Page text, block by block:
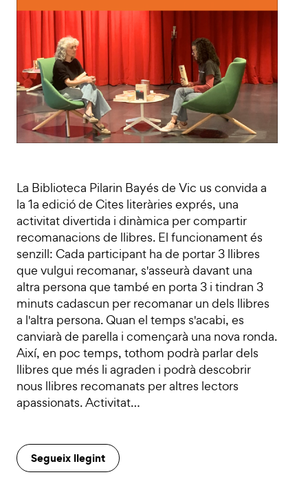
La Biblioteca Pilarin Bayés de Vic us convida a
la 1a edició de Cites literàries exprés, una
activitat divertida i dinàmica per compartir
recomanacions de llibres. El funcionament és
senzill: Cada participant ha de portar 3 llibres
que vulgui recomanar, s'asseurà davant una
altra persona que també en porta 3 i tindran 3
minuts cadascun per recomanar un dels llibres
a l'altra persona. Quan el temps s'acabi, es
canviarà de parella i començarà una nova ronda.
Així, en poc temps, tothom podrà parlar dels
llibres que més li agraden i podrà descobrir
nous llibres recomanats per altres lectors
apassionats. Activitat…
Segueix llegint